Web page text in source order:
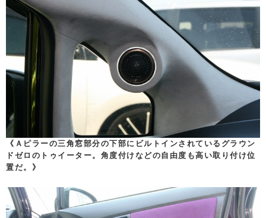
《Ａピラーの三角窓部分の下部にビルトインされているグラウン
ドゼロのトゥイーター。角度付けなどの自由度も高い取り付け位
置だ。》